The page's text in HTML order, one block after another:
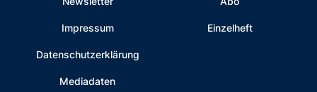
Impressum
Datenschutzerklärung
Mediadaten
Einzelheft